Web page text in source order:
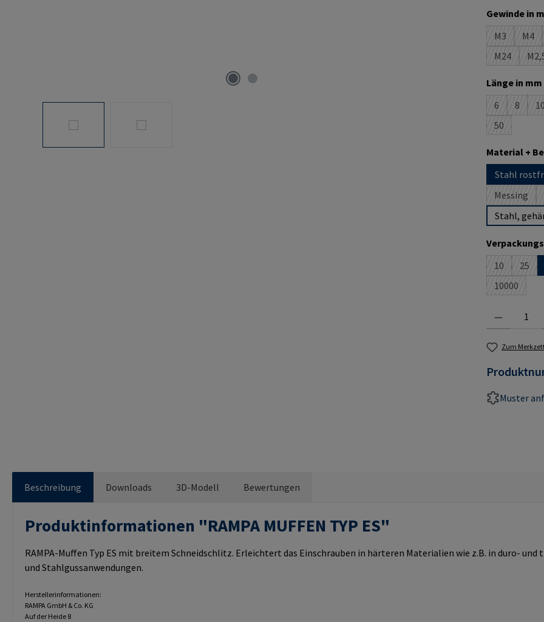
Gewinde in
M3
(Diese
M4
M24
(Diese
Länge in mm
6
(Diese
8
(Diese
10
50
(Diese
Material +
Stahl
Messing
(Diese
Stahl,
10
(Diese
25
10000
(Diese
Zum
Muster
Beschreibung Downloads 3D-Modell Bewertungen
Produktinformationen "RAMPA MUFFEN TYP ES"
RAMPA-Muffen Typ ES mit breitem Schneidschlitz. Erleichtert das Einschrauben in härteren Materialien wie z.B. in duro-
und Stahlgussanwendungen.
Herstellerinformationen:
RAMPA GmbH & Co. KG
Auf der Heide 8